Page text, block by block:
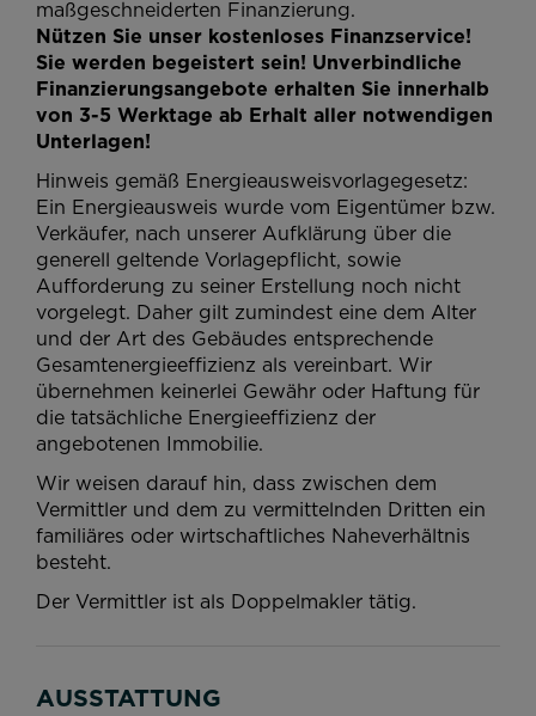
maßgeschneiderten Finanzierung.
Nützen Sie unser kostenloses Finanzservice!
Sie werden begeistert sein! Unverbindliche
Finanzierungsangebote erhalten Sie innerhalb
von 3-5 Werktage ab Erhalt aller notwendigen
Unterlagen!
Hinweis gemäß Energieausweisvorlagegesetz:
Ein Energieausweis wurde vom Eigentümer bzw.
Verkäufer, nach unserer Aufklärung über die
generell geltende Vorlagepflicht, sowie
Aufforderung zu seiner Erstellung noch nicht
vorgelegt. Daher gilt zumindest eine dem Alter
und der Art des Gebäudes entsprechende
Gesamtenergieeffizienz als vereinbart. Wir
übernehmen keinerlei Gewähr oder Haftung für
die tatsächliche Energieeffizienz der
angebotenen Immobilie.
Wir weisen darauf hin, dass zwischen dem
Vermittler und dem zu vermittelnden Dritten ein
familiäres oder wirtschaftliches Naheverhältnis
besteht.
Der Vermittler ist als Doppelmakler tätig.
AUSSTATTUNG